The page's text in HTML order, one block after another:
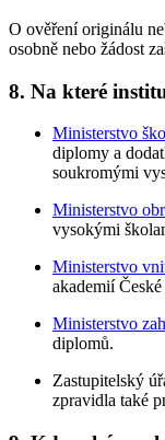
O ověření originálu
osobně nebo žádost
8. Na které
Ministerstvo
diplomy a
soukromými
Ministerstvo
vysokými
Ministerstvo
akademií
Ministerstvo
diplomů.
Zastupitelský
zpravidla také